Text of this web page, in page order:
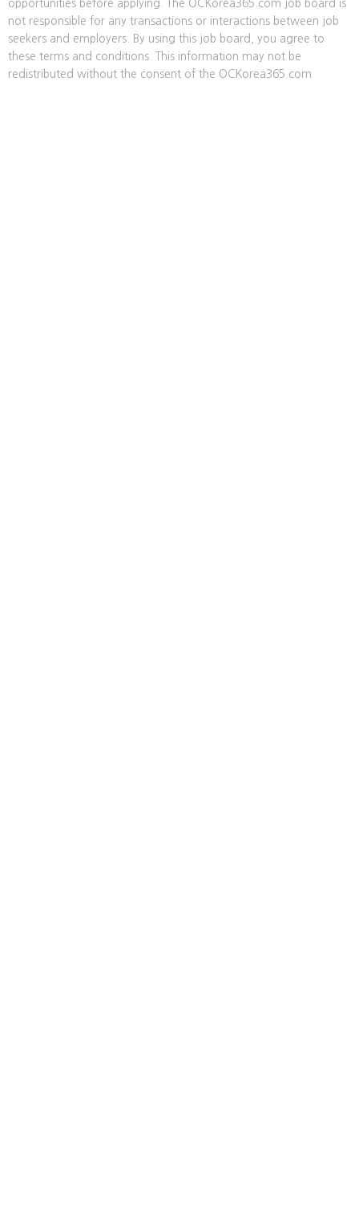
opportunities before applying. The OCKorea365.com job board is
not responsible for any transactions or interactions between job
seekers and employers. By using this job board, you agree to
these terms and conditions. This information may not be
redistributed without the consent of the OCKorea365.com